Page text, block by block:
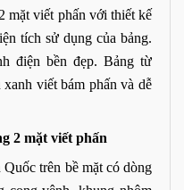
mặt viết phấn với thiết kế
tích sử dụng của bảng.
điện bền đẹp. Bảng từ
viết bám phấn và dễ
2 mặt viết phấn
trên bề mặt có dòng